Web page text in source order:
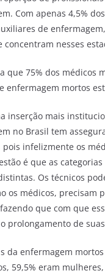
Com apenas 4,5%
de
nesses
que 75% dos médicos
enfermagem mortos
inserção mais
no Brasil tem
infelizmente os
é que as
Os técnicos
os médicos,
que com que
prolongamento de
da enfermagem
59,5% eram